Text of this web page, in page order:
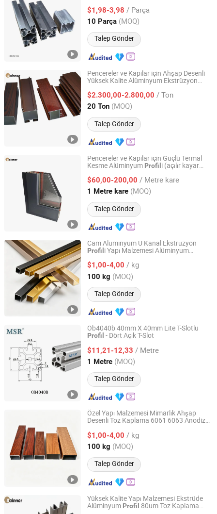
$1,98-3,98 / Parça
10 Parça (MOQ)
Talep Gönder
Jiangsu, China Fiyat 2025
Pencereler ve Kapılar için Ahşap Desenli
Yüksek Kalite Alüminyum Ekstrüzyon
$2.300,00-2.800,00 / Ton
20 Ton (MOQ)
Talep Gönder
Linyi Shengao Aluminum Industry Co., Ltd.
Shandong, China Fiyat 2024
Pencereler ve Kapılar için Güçlü Termal
Kesme Alüminyum Profil i (açılır kayar
$60,00-200,00 / Metre kare
1 Metre kare (MOQ)
Talep Gönder
Linyi Shengao Aluminum Industry Co., Ltd.
Shandong, China Fiyat 2024
Cam Alüminyum U Kanal Ekstrüzyon
Profil i Yapı Malzemesi Alüminyum
$1,00-4,00 / kg
100 kg (MOQ)
Talep Gönder
Qingdao Kangjian Aluminum Technology Co., Ltd.
Shandong, China Fiyat 2026
Ob4040b 40mm X 40mm Lite T-Slotlu
Profil - Dört Açık T-Slot
$11,21-12,33 / Metre
1 Metre (MOQ)
Talep Gönder
Shaoxing Shangyu Mesier Metal Products Co., Ltd.
Zhejiang, China Fiyat 2019
Özel Yapı Malzemesi Mimarlık Ahşap
Desenli Toz Kaplama 6061 6063 Anodize
Kapı için
$1,00-4,00 / kg
100 kg (MOQ)
Talep Gönder
Qingdao Kangjian Aluminum Technology Co., Ltd.
Shandong, China Fiyat 2026
Yüksek Kalite Yapı Malzemesi Ekstrüde
Alüminyum Profil 80um Toz Kaplama
Linyi Shengao Aluminum Industry Co., Ltd.